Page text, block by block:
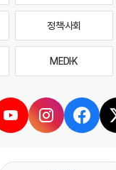
정책·사회
MEDI·K